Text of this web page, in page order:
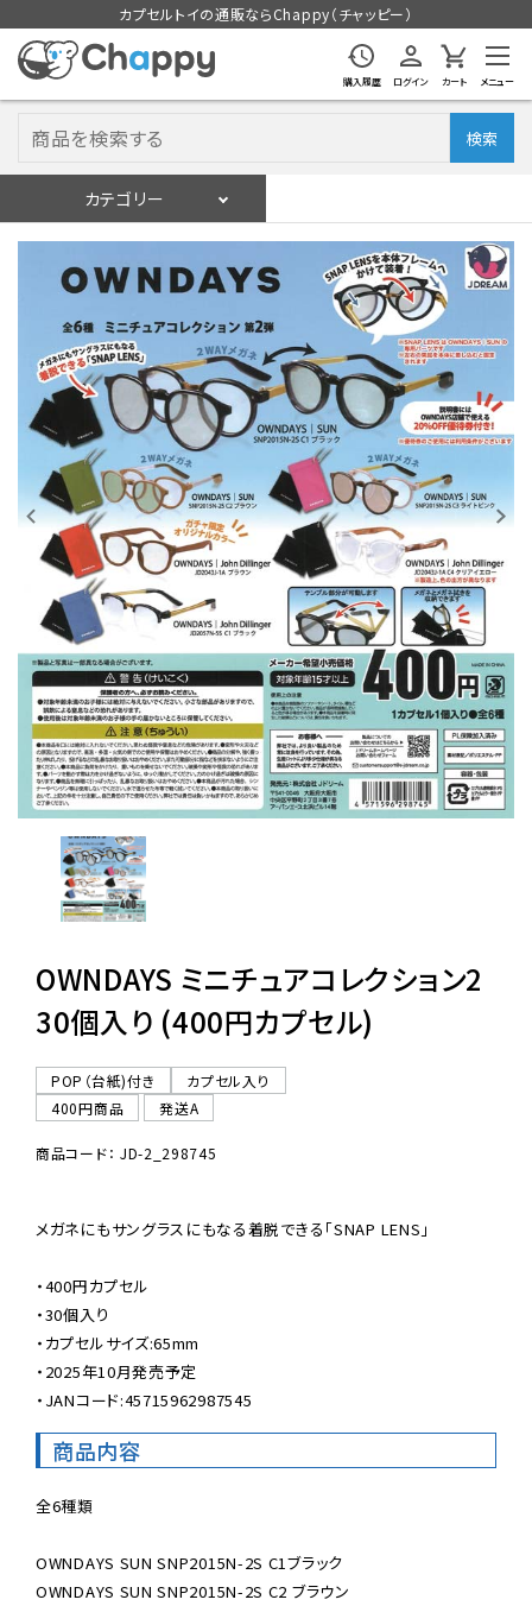
カプセルトイの通販ならChappy（チャッピー）
購入履歴 ログイン カート メニュー
検索
カテゴリー
会員登録
入荷スケジュールをチェック
カプセルトイマシン本体
カプセルトイ
販促用空カプセル
レンタル
景品・玩具・文具
販促用カプセルトイ
よくあるご質問
06-6282-7659
OWNDAYS ミニチュアコレクション2
30個入り (400円カプセル)
POP（台紙)付き
カプセル入り
400円商品
発送A
商品コード： JD-2_298745
メガネにもサングラスにもなる着脱できる「SNAP LENS」
・400円カプセル
・30個入り
・カプセルサイズ:65mm
・2025年10月発売予定
・JANコード:45715962987545
商品内容
全6種類
OWNDAYS SUN SNP2015N-2S C1ブラック
OWNDAYS SUN SNP2015N-2S C2 ブラウン